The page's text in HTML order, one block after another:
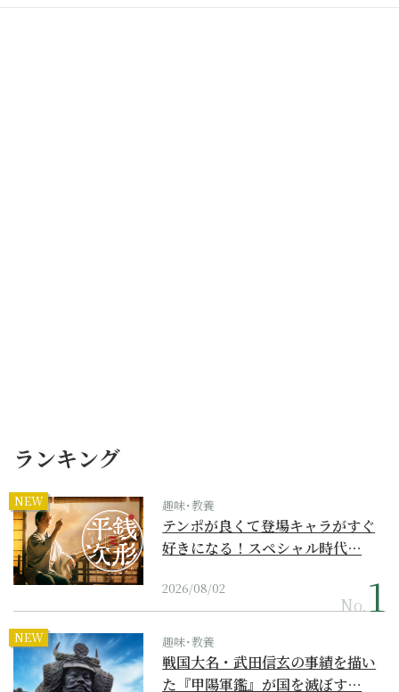
ランキング
NEW 趣味･教養
テンポが良くて登場キャラがすぐ
好きになる！スペシャル時代…
2026/08/02
No.
NEW 趣味･教養
戦国大名・武田信玄の事績を描い
た『甲陽軍鑑』が国を滅ぼす…